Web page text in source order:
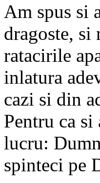
Am spus si
dragoste, si
ratacirile
inlatura
cazi si din
Pentru ca
lucru:
spinteci pe